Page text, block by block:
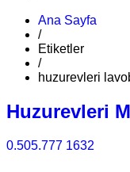
Ana Sayfa
/
Etiketler
/
huzurevleri
Huzurevleri
0.505.777 1632